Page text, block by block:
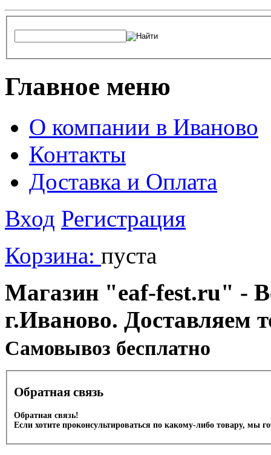
Главное меню
О компании в Иваново
Контакты
Доставка и Оплата
Вход Регистрация
Корзина: пуста
Магазин "eaf-fest.ru" -
г.Иваново. Доставляем
Cамовывоз бесплатно
Обратная связь
Обратная связь!
Если хотите проконсультироваться по какому-либо товару, мы